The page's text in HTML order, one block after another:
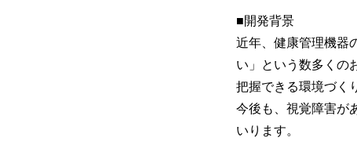
■開発背景
近年、健康管理機器
い」という数多くの
把握できる環境づく
今後も、視覚障害が
いります。